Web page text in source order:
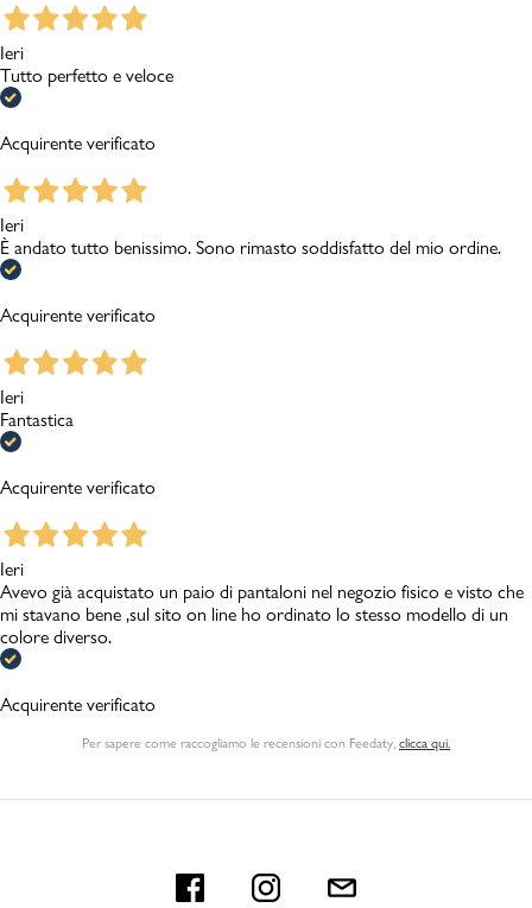
Ieri
Tutto perfetto e veloce
Acquirente verificato
Ieri
È andato tutto benissimo. Sono rimasto soddisfatto del mio ordine.
Acquirente verificato
Ieri
Fantastica
Acquirente verificato
Ieri
Avevo già acquistato un paio di pantaloni nel negozio fisico e visto che
mi stavano bene ,sul sito on line ho ordinato lo stesso modello di un
colore diverso.
Acquirente verificato
Per sapere come raccogliamo le recensioni con Feedaty, clicca qui.